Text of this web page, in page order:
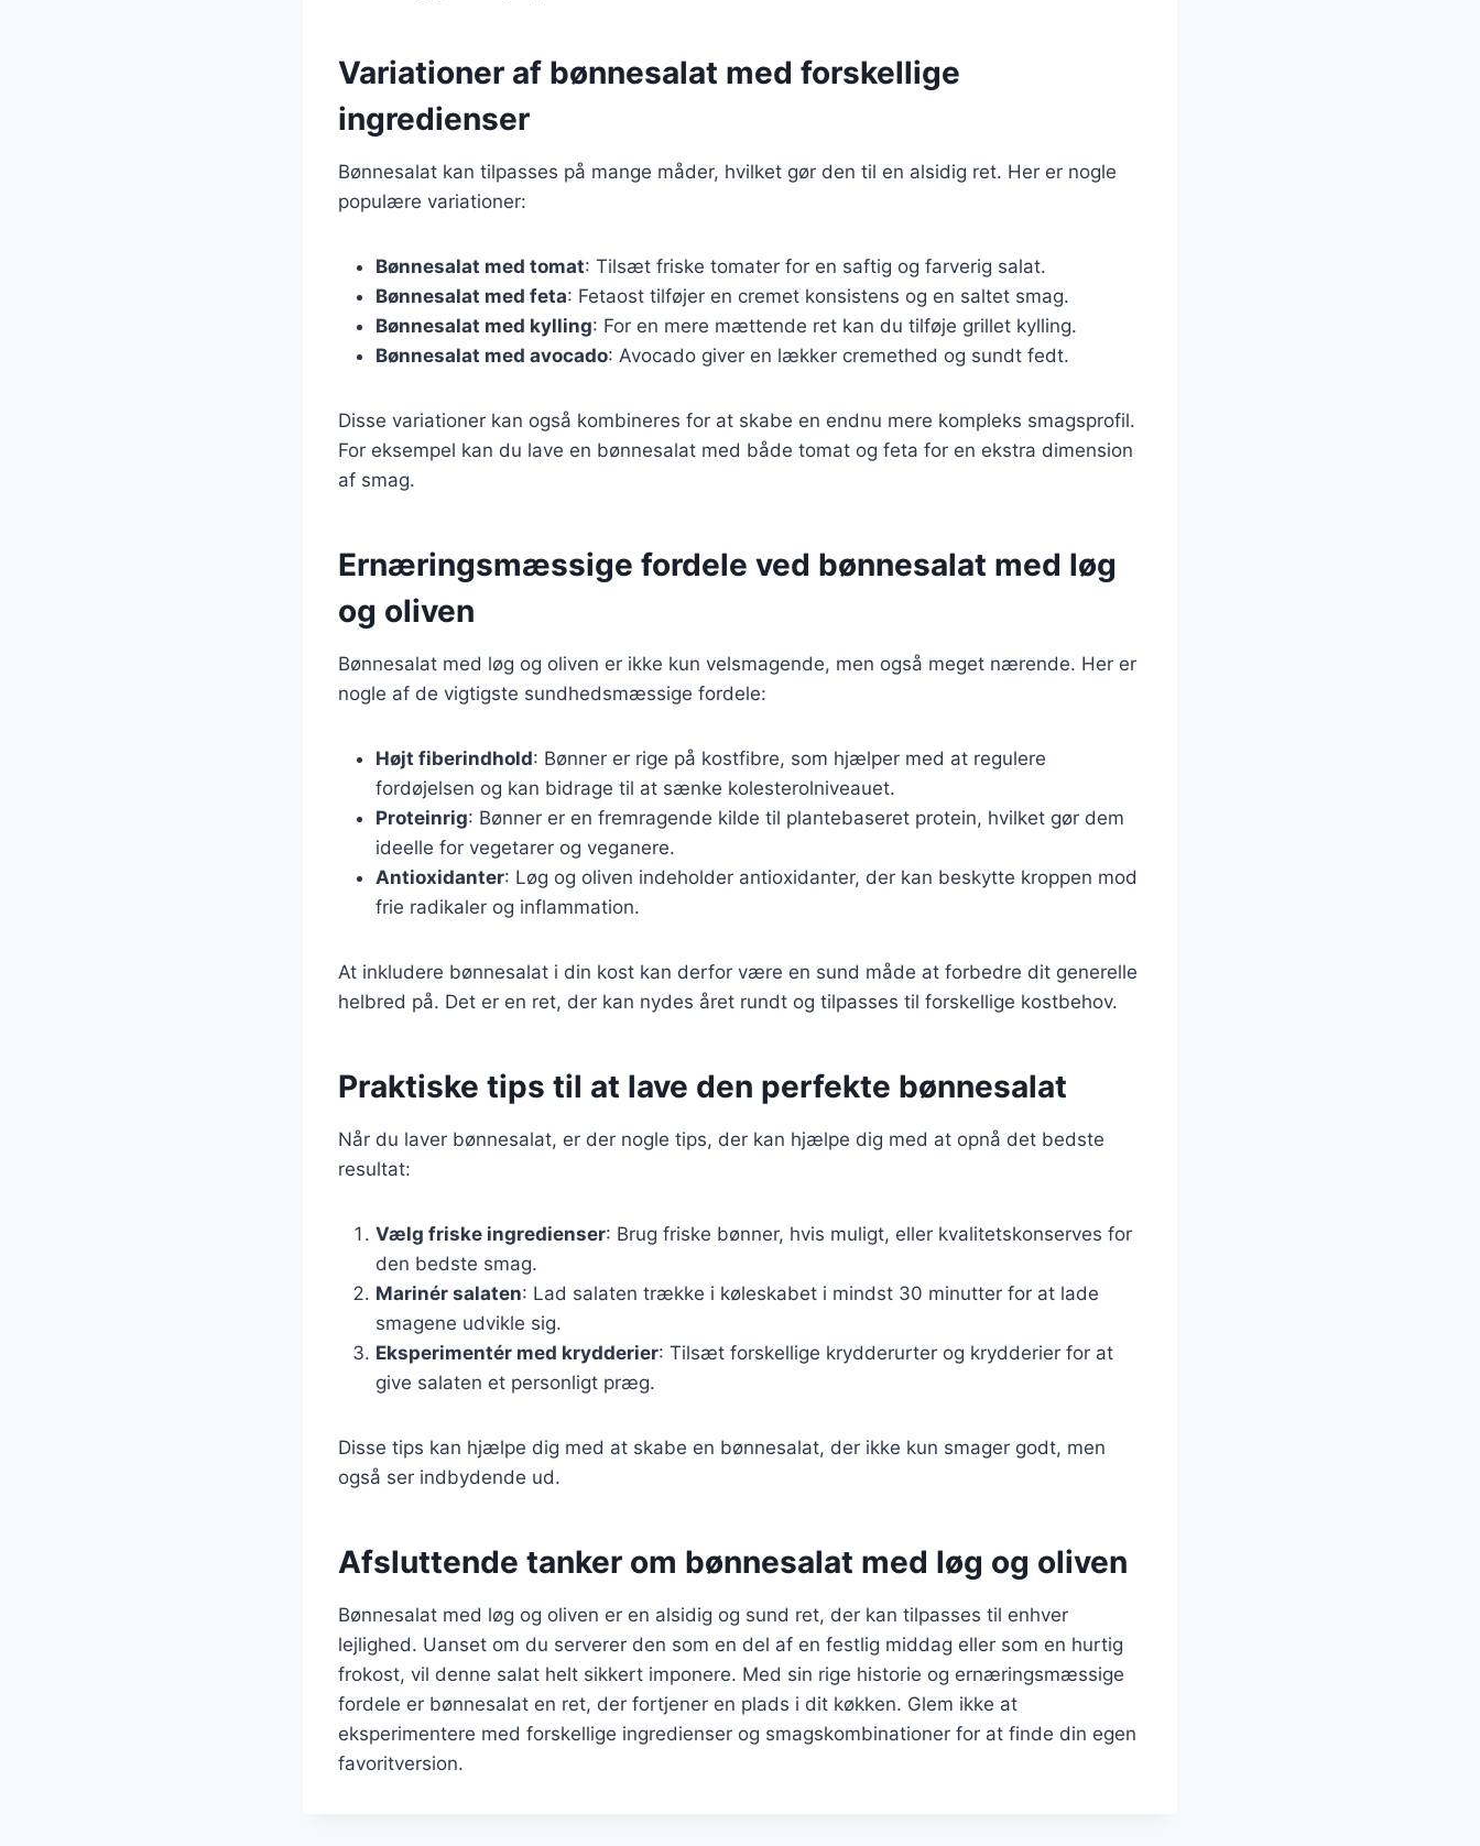
Variationer af bønnesalat med forskellige
ingredienser
Bønnesalat kan tilpasses på mange måder, hvilket gør den til en alsidig ret. Her er nogle
populære variationer:
Bønnesalat med tomat: Tilsæt friske tomater for en saftig og farverig salat.
Bønnesalat med feta: Fetaost tilføjer en cremet konsistens og en saltet smag.
Bønnesalat med kylling: For en mere mættende ret kan du tilføje grillet kylling.
Bønnesalat med avocado: Avocado giver en lækker cremethed og sundt fedt.
Disse variationer kan også kombineres for at skabe en endnu mere kompleks smagsprofil.
For eksempel kan du lave en bønnesalat med både tomat og feta for en ekstra dimension
af smag.
Ernæringsmæssige fordele ved bønnesalat med løg
og oliven
Bønnesalat med løg og oliven er ikke kun velsmagende, men også meget nærende. Her er
nogle af de vigtigste sundhedsmæssige fordele:
Højt fiberindhold: Bønner er rige på kostfibre, som hjælper med at regulere
fordøjelsen og kan bidrage til at sænke kolesterolniveauet.
Proteinrig: Bønner er en fremragende kilde til plantebaseret protein, hvilket gør dem
ideelle for vegetarer og veganere.
Antioxidanter: Løg og oliven indeholder antioxidanter, der kan beskytte kroppen mod
frie radikaler og inflammation.
At inkludere bønnesalat i din kost kan derfor være en sund måde at forbedre dit generelle
helbred på. Det er en ret, der kan nydes året rundt og tilpasses til forskellige kostbehov.
Praktiske tips til at lave den perfekte bønnesalat
Når du laver bønnesalat, er der nogle tips, der kan hjælpe dig med at opnå det bedste
resultat:
Vælg friske ingredienser: Brug friske bønner, hvis muligt, eller kvalitetskonserves for
den bedste smag.
Marinér salaten: Lad salaten trække i køleskabet i mindst 30 minutter for at lade
smagene udvikle sig.
Eksperimentér med krydderier: Tilsæt forskellige krydderurter og krydderier for at
give salaten et personligt præg.
Disse tips kan hjælpe dig med at skabe en bønnesalat, der ikke kun smager godt, men
også ser indbydende ud.
Afsluttende tanker om bønnesalat med løg og oliven
Bønnesalat med løg og oliven er en alsidig og sund ret, der kan tilpasses til enhver
lejlighed. Uanset om du serverer den som en del af en festlig middag eller som en hurtig
frokost, vil denne salat helt sikkert imponere. Med sin rige historie og ernæringsmæssige
fordele er bønnesalat en ret, der fortjener en plads i dit køkken. Glem ikke at
eksperimentere med forskellige ingredienser og smagskombinationer for at finde din egen
favoritversion.